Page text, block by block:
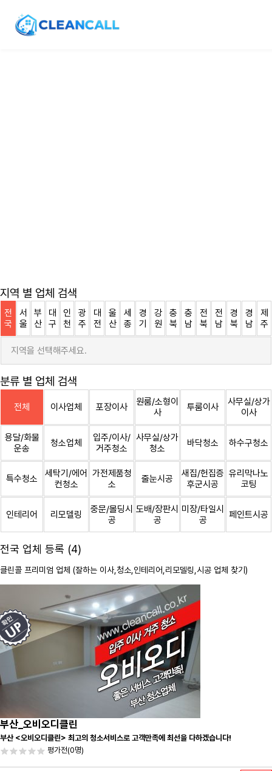
지역 별 업체 검색
전
국
서
울
부
산
대
구
인
천
광
주
대
전
울
산
세
종
경
기
강
원
충
북
충
남
전
북
전
남
경
북
경
남
제
주
지역을 선택해주세요.
분류 별 업체 검색
전체 이사업체 포장이사
원룸/소형이
사
투룸이사
사무실/상가
이사
용달/화물
운송
청소업체
입주/이사/
거주청소
사무실/상가
청소
바닥청소 하수구청소
특수청소
세탁기/에어
컨청소
가전제품청
소
줄눈시공
새집/헌집증
후군시공
유리막나노
코팅
인테리어 리모델링
중문/몰딩시
공
도배/장판시
공
미장/타일시
공
페인트시공
전국 업체 등록 (4)
클린콜 프리미엄 업체 (잘하는 이사, 청소 ,인테리어,리모델링,시공 업체 찾기)
부산_오비오디클린
부산 <오비오디클린> 최고의 청소서비스로 고객만족에 최선을 다하겠습니다!
평가전(0명)